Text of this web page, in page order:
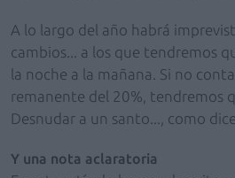
A lo largo del año habrá
cambios... a los que tendremos
la noche a la mañana. Si no
remanente del 20%, tendremos
Desnudar a un santo..., como
Y una nota aclaratoria